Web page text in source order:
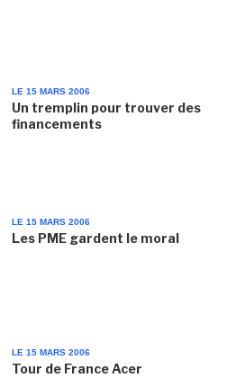
LE 15 MARS 2006
Un tremplin pour trouver des
financements
LE 15 MARS 2006
Les PME gardent le moral
LE 15 MARS 2006
Tour de France Acer